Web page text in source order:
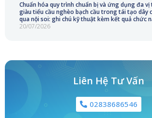
Chuẩn hóa quy trình chuẩn bị và ứng dụng đa
giàu tiểu cầu nghèo bạch cầu trong tái tạo dây
qua nội soi: ghi chú kỹ thuật kèm kết quả chức
20/07/2026
Liên Hệ Tư Vấn
02838686546